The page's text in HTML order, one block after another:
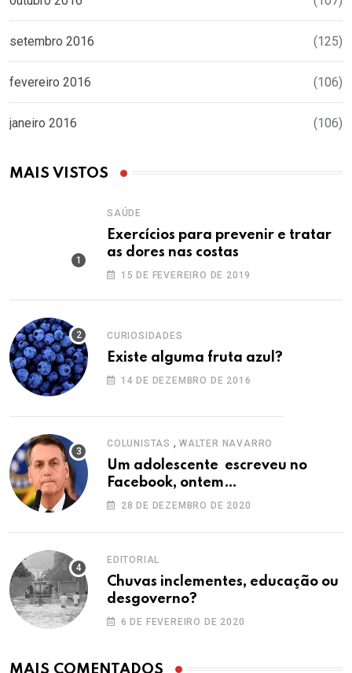
setembro 2016 (125)
fevereiro 2016 (106)
janeiro 2016 (106)
MAIS VISTOS
SAÚDE
Exercícios para prevenir e tratar
as dores nas costas
15 DE FEVEREIRO DE 2019
CURIOSIDADES
Existe alguma fruta azul?
14 DE DEZEMBRO DE 2016
COLUNISTAS , WALTER NAVARRO
Um adolescente escreveu no
Facebook, ontem…
28 DE DEZEMBRO DE 2020
EDITORIAL
Chuvas inclementes, educação ou
desgoverno?
6 DE FEVEREIRO DE 2020
MAIS COMENTADOS